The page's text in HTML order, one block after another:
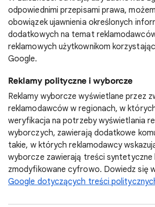
odpowiednimi przepisami prawa,
obowiązek ujawnienia określonych
dodatkowych na temat
reklamowych użytkownikom
Google.
Reklamy polityczne i wyborcze
Reklamy wyborcze wyświetlane przez
reklamodawców w regionach, w
weryfikacja na potrzeby wyświetlania
wyborczych, zawierają dodatkowe
takie, w których reklamodawcy
wyborcze zawierają treści syntetyczne
zmodyfikowane cyfrowo. Dowiedz się
Google dotyczących treści